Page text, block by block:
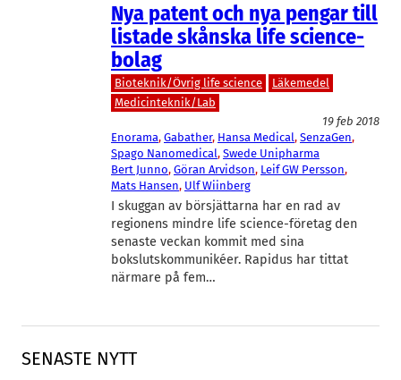
SENASTE NYTT
Nya patent och nya pengar till
listade skånska life science-
bolag
Bioteknik/Övrig life science
Läkemedel
Medicinteknik/Lab
19 feb 2018
Enorama, Gabather, Hansa Medical, SenzaGen
Spago Nanomedical, Swede Unipharma
Bert Junno, Göran Arvidson, Leif GW Persson
Mats Hansen, Ulf Wiinberg
I skuggan av börsjättarna har en rad av
regionens mindre life science-företag den
senaste veckan kommit med sina
bokslutskommunikéer. Rapidus har tittat
närmare på fem…